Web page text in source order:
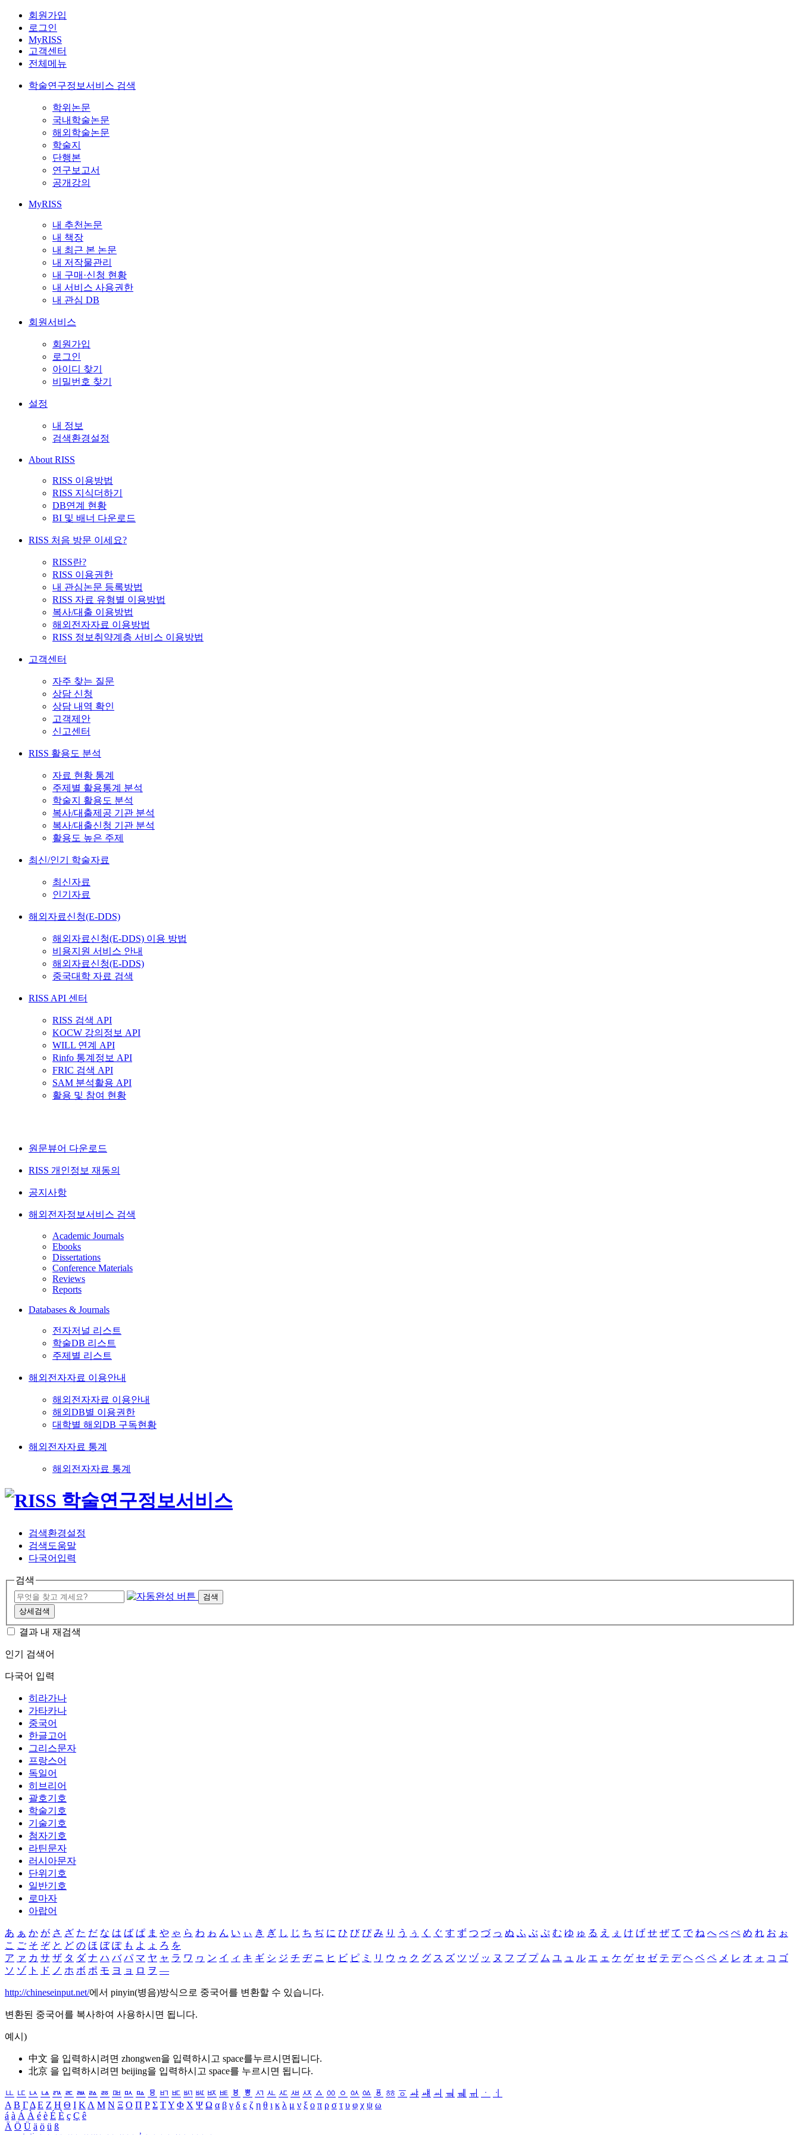
회원가입
로그인
MyRISS
고객센터
전체메뉴
학술연구정보서비스 검색
학위논문
국내학술논문
해외학술논문
학술지
단행본
연구보고서
공개강의
MyRISS
내 추천논문
내 책장
내 최근 본 논문
내 저작물관리
내 구매·신청 현황
내 서비스 사용권한
내 관심 DB
회원서비스
회원가입
로그인
아이디 찾기
비밀번호 찾기
설정
내 정보
검색환경설정
About RISS
RISS 이용방법
RISS 지식더하기
DB연계 현황
BI 및 배너 다운로드
RISS 처음 방문 이세요?
RISS란?
RISS 이용권한
내 관심논문 등록방법
RISS 자료 유형별 이용방법
복사/대출 이용방법
해외전자자료 이용방법
RISS 정보취약계층 서비스 이용방법
고객센터
자주 찾는 질문
상담 신청
상담 내역 확인
고객제안
신고센터
RISS 활용도 분석
자료 현황 통계
주제별 활용통계 분석
학술지 활용도 분석
복사/대출제공 기관 분석
복사/대출신청 기관 분석
활용도 높은 주제
최신/인기 학술자료
최신자료
인기자료
해외자료신청(E-DDS)
해외자료신청(E-DDS) 이용 방법
비용지원 서비스 안내
해외자료신청(E-DDS)
중국대학 자료 검색
RISS API 센터
RISS 검색 API
KOCW 강의정보 API
WILL 연계 API
Rinfo 통계정보 API
FRIC 검색 API
SAM 분석활용 API
활용 및 참여 현황
원문뷰어 다운로드
RISS 개인정보 재동의
공지사항
해외전자정보서비스 검색
Academic Journals
Ebooks
Dissertations
Conference Materials
Reviews
Reports
Databases & Journals
전자저널 리스트
학술DB 리스트
주제별 리스트
해외전자자료 이용안내
해외전자자료 이용안내
해외DB별 이용권한
대학별 해외DB 구독현황
해외전자자료 통계
해외전자자료 통계
검색환경설정
검색도움말
다국어입력
검색
검색
상세검색
결과 내 재검색
인기 검색어
다국어 입력
히라가나
가타카나
중국어
한글고어
그리스문자
프랑스어
독일어
히브리어
괄호기호
학술기호
기술기호
첨자기호
라틴문자
러시아문자
단위기호
일반기호
로마자
아랍어
あ ぁ か が さ ざ た だ な は ば ぱ ま や ゃ ら わ ゎ ん い ぃ き ぎ し じ ち ぢ に ひ び ぴ み り う ぅ く ぐ す ず つ づ っ ぬ ふ ぶ ぷ む ゆ ゅ る え ぇ け げ せ ぜ て で ね へ べ ぺ め れ お ぉ
こ ご そ ぞ と ど の ほ ぼ ぽ も よ ょ ろ を
ア ァ カ サ ザ タ ダ ナ ハ バ パ マ ヤ ャ ラ ワ ヮ ン イ ィ キ ギ シ ジ チ ヂ ニ ヒ ビ ピ ミ リ ウ ゥ ク グ ス ズ ツ ヅ ッ ヌ フ ブ プ ム ユ ュ ル エ ェ ケ ゲ セ ゼ テ デ ヘ ベ ペ メ レ オ ォ コ ゴ
ソ ゾ ト ド ノ ホ ボ ポ モ ヨ ョ ロ ヲ ―
http://chineseinput.net/에서 pinyin(병음)방식으로 중국어를 변환할 수 있습니다.
변환된 중국어를 복사하여 사용하시면 됩니다.
예시)
中文 을 입력하시려면 zhongwen을 입력하시고 space를누르시면됩니다.
北京 을 입력하시려면 beijing을 입력하시고 space를 누르시면 됩니다.
ㅥ ㅦ ㅧ ㅨ ㅩ ㅪ ㅫ ㅬ ㅭ ㅮ ㅯ ㅰ ㅱ ㅲ ㅳ ㅴ ㅵ ㅶ ㅷ ㅸ ㅹ ㅺ ㅻ ㅼ ㅽ ㅾ ㅿ ㆀ ㆁ ㆂ ㆃ ㆄ ㆅ ㆆ ㆇ ㆈ ㆉ ㆊ ㆋ ㆌ ㆍ
ㆎ
Α Β ΓΔ Ε Ζ Η Θ Ι ΚΛ Μ Ν Ξ Ο Π Ρ Σ ΤΥ Φ Χ Ψ Ω α β γ δ ε ζ η θ ι κ λ μ ν ξ ο π ρ σ τ υ φ χ ψ ω
á à Á À é è É È ç Ç ê
Ä Ö Ü ä ö ü ß